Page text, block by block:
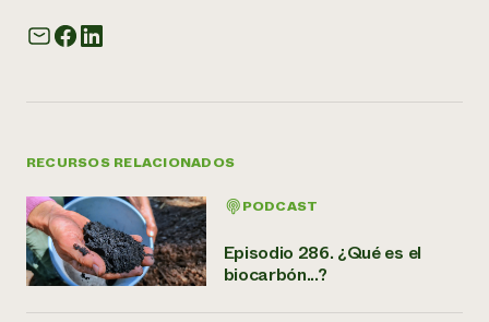
RECURSOS RELACIONADOS
PODCAST
Episodio 286. ¿Qué es el
biocarbón...?